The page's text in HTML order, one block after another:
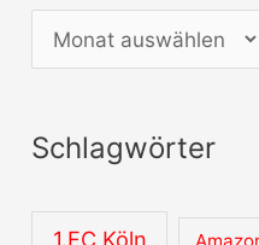
r
h
Schlagwörter
1.FC Köln